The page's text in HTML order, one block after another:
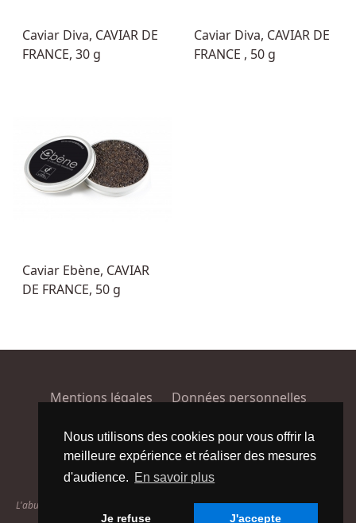
Nous utilisons des cookies pour vous offrir la
meilleure expérience et réaliser des mesures
d'audience. En savoir plus
Je refuse J'accepte
Caviar Diva, CAVIAR DE
FRANCE, 30 g
Caviar Diva, CAVIAR DE
FRANCE , 50 g
Caviar Ebène, CAVIAR
DE FRANCE, 50 g
Mentions légales
Données personnelles
Conditions générales de vente
Plan du site
FacebookInstagram
L'abus d'alcool est dangereux pour la santé. À consommer avec modération.